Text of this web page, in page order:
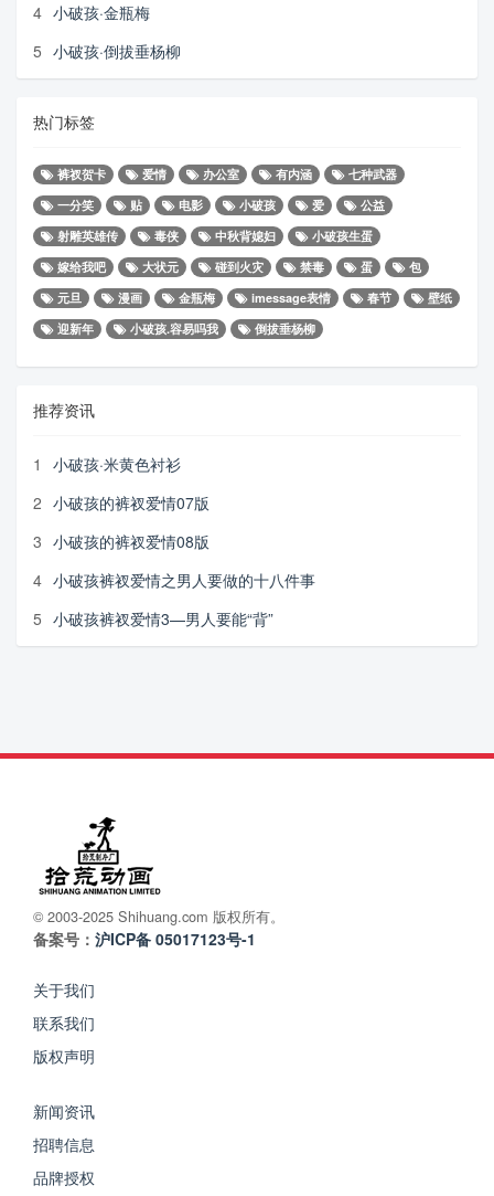
4 小破孩·金瓶梅
5 小破孩·倒拔垂杨柳
热门标签
裤衩贺卡 爱情 办公室 有内涵
七种武器
一分笑
贴 电影 小破孩 爱
公益
射雕英雄传
毒侠 中秋背媳妇
小破孩生蛋
嫁给我吧
大状元 碰到火灾 禁毒 蛋
包
元旦
漫画 金瓶梅 imessage表情 春节
壁纸
迎新年
小破孩.容易吗我 倒拔垂杨柳
推荐资讯
1
小破孩·米黄色衬衫
2 小破孩的裤衩爱情07版
3 小破孩的裤衩爱情08版
4 小破孩裤衩爱情之男人要做的十八件事
5 小破孩裤衩爱情3—男人要能“背”
© 2003-2025 Shihuang.com 版权所有。
备案号： 沪ICP备 05017123号-1
关于我们
联系我们
版权声明
新闻资讯
招聘信息
品牌授权